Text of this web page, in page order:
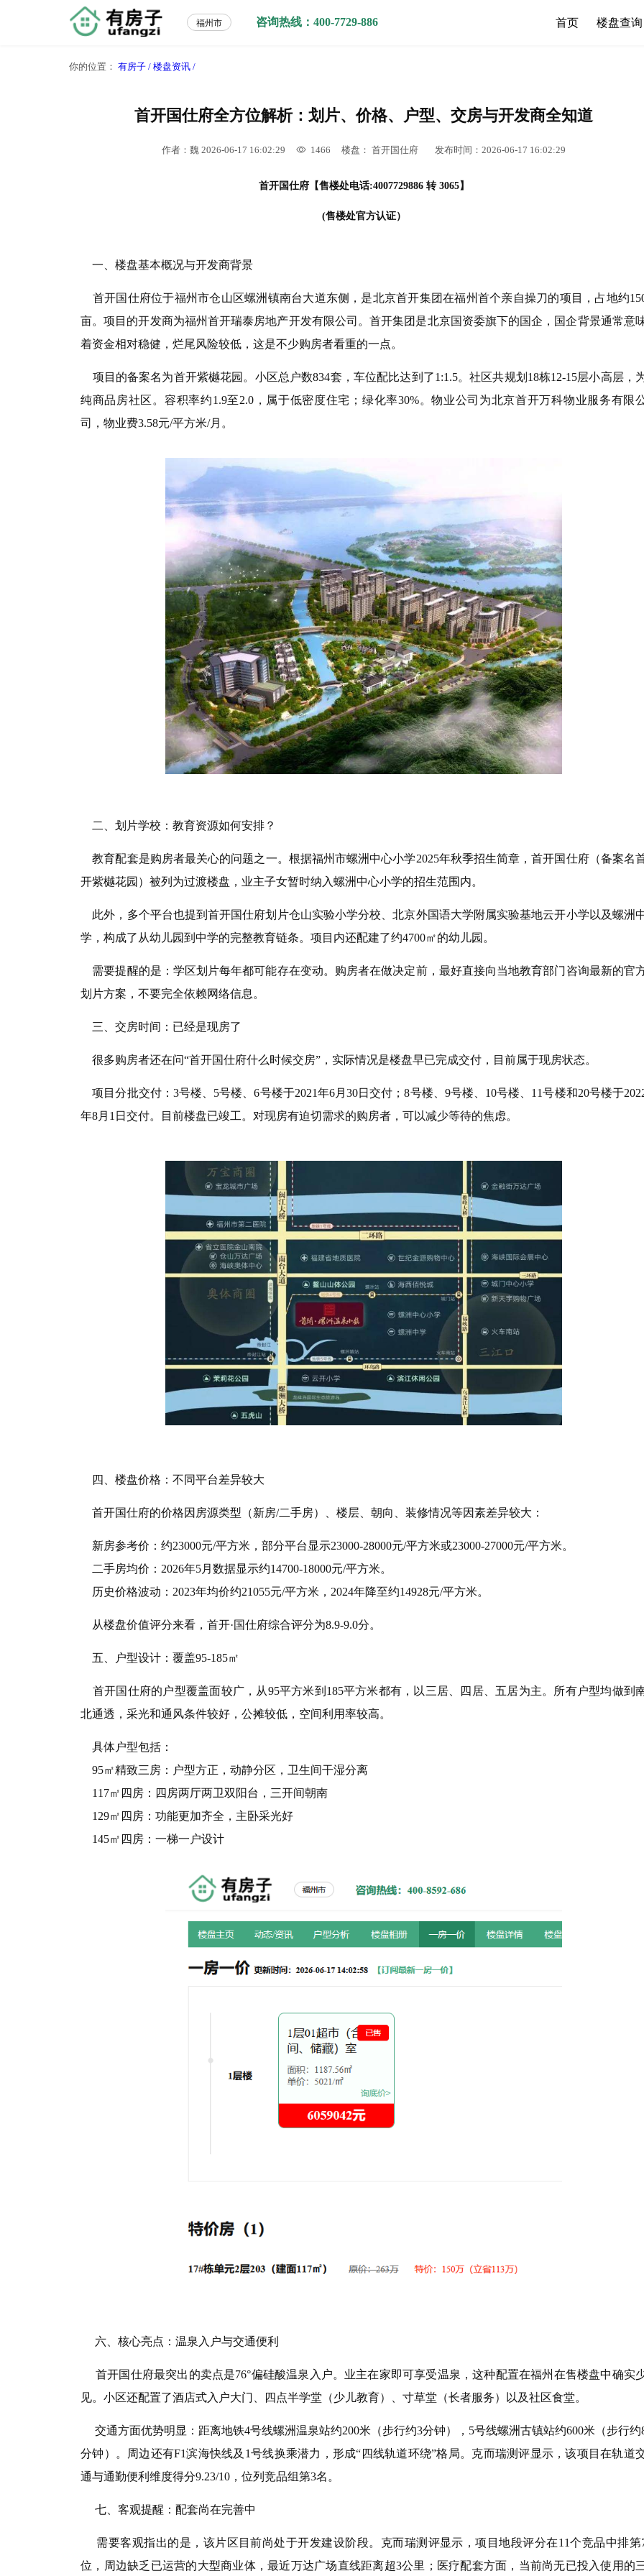
福州市 咨询热线：400-7729-886 首页 楼盘查询
你的位置： 有房子 / 楼盘资讯 /
首开国仕府全方位解析：划片、价格、户型、交房与开发商全知道
作者：魏 2026-06-17 16:02:29 1466 楼盘： 首开国仕府 发布时间：2026-06-17 16:02:29
首开国仕府【售楼处电话:4007729886 转 3065】
(售楼处官方认证）
一、楼盘基本概况与开发商背景
首开国仕府位于福州市仓山区螺洲镇南台大道东侧，是北京首开集团在福州首个亲自操刀的项目，占地约
亩。项目的开发商为福州首开瑞泰房地产开发有限公司。首开集团是北京国资委旗下的国企，国企背景通常意
着资金相对稳健，烂尾风险较低，这是不少购房者看重的一点。
项目的备案名为首开紫樾花园。小区总户数834套，车位配比达到了1:1.5。社区共规划18栋12-15层小高层，
纯商品房社区。容积率约1.9至2.0，属于低密度住宅；绿化率30%。物业公司为北京首开万科物业服务有限
司，物业费3.58元/平方米/月。
二、划片学校：教育资源如何安排？
教育配套是购房者最关心的问题之一。根据福州市螺洲中心小学2025年秋季招生简章，首开国仕府（备案名
开紫樾花园）被列为过渡楼盘，业主子女暂时纳入螺洲中心小学的招生范围内。
此外，多个平台也提到首开国仕府划片仓山实验小学分校、北京外国语大学附属实验基地云开小学以及螺洲
学，构成了从幼儿园到中学的完整教育链条。项目内还配建了约4700㎡的幼儿园。
需要提醒的是：学区划片每年都可能存在变动。购房者在做决定前，最好直接向当地教育部门咨询最新的官
划片方案，不要完全依赖网络信息。
三、交房时间：已经是现房了
很多购房者还在问“首开国仕府什么时候交房”，实际情况是楼盘早已完成交付，目前属于现房状态。
项目分批交付：3号楼、5号楼、6号楼于2021年6月30日交付；8号楼、9号楼、10号楼、11号楼和20号楼于
年8月1日交付。目前楼盘已竣工。对现房有迫切需求的购房者，可以减少等待的焦虑。
四、楼盘价格：不同平台差异较大
首开国仕府的价格因房源类型（新房/二手房）、楼层、朝向、装修情况等因素差异较大：
新房参考价：约23000元/平方米，部分平台显示23000-28000元/平方米或23000-27000元/平方米。
二手房均价：2026年5月数据显示约14700-18000元/平方米。
历史价格波动：2023年均价约21055元/平方米，2024年降至约14928元/平方米。
从楼盘价值评分来看，首开·国仕府综合评分为8.9-9.0分。
五、户型设计：覆盖95-185㎡
首开国仕府的户型覆盖面较广，从95平方米到185平方米都有，以三居、四居、五居为主。所有户型均做到
北通透，采光和通风条件较好，公摊较低，空间利用率较高。
具体户型包括：
95㎡精致三房：户型方正，动静分区，卫生间干湿分离
117㎡四房：四房两厅两卫双阳台，三开间朝南
129㎡四房：功能更加齐全，主卧采光好
145㎡四房：一梯一户设计
六、核心亮点：温泉入户与交通便利
首开国仕府最突出的卖点是76°偏硅酸温泉入户。业主在家即可享受温泉，这种配置在福州在售楼盘中确实
见。小区还配置了酒店式入户大门、四点半学堂（少儿教育）、寸草堂（长者服务）以及社区食堂。
交通方面优势明显：距离地铁4号线螺洲温泉站约200米（步行约3分钟），5号线螺洲古镇站约600米（步行约
分钟）。周边还有F1滨海快线及1号线换乘潜力，形成“四线轨道环绕”格局。克而瑞测评显示，该项目在轨道
通与通勤便利维度得分9.23/10，位列竞品组第3名。
七、客观提醒：配套尚在完善中
需要客观指出的是，该片区目前尚处于开发建设阶段。克而瑞测评显示，项目地段评分在11个竞品中排第
位，周边缺乏已运营的大型商业体，最近万达广场直线距离超3公里；医疗配套方面，当前尚无已投入使用的